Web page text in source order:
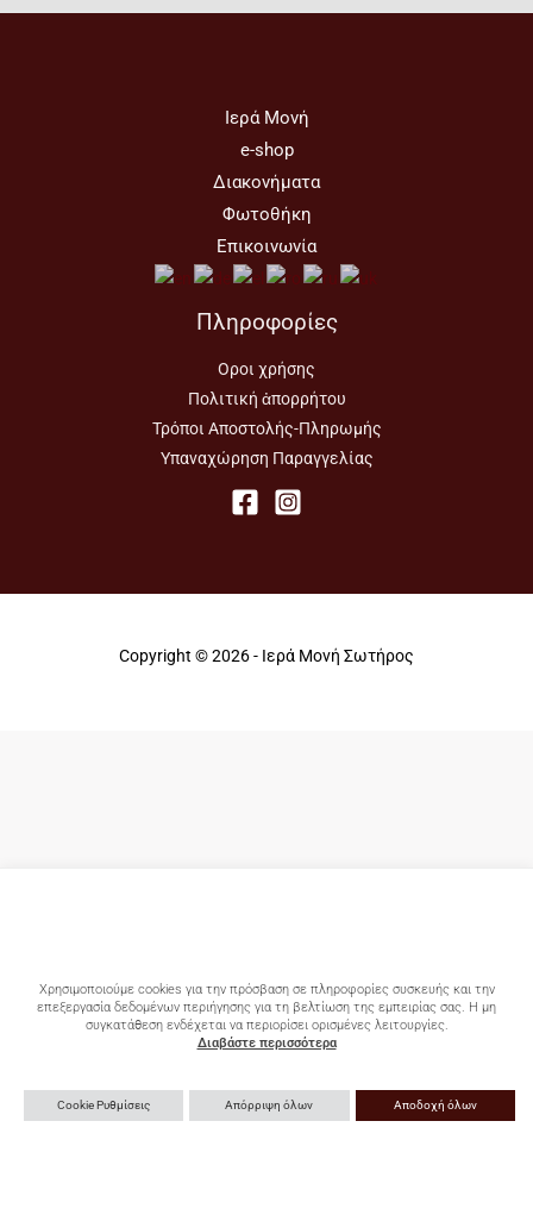
Ιερά Μονή
e-shop
Διακονήματα
Φωτοθήκη
Επικοινωνία
Πληροφορίες
Οροι χρήσης
Πολιτική ἀπορρήτου
Τρόποι Αποστολής-Πληρωμής
Υπαναχώρηση Παραγγελίας
Copyright © 2026 - Ιερά Μονή Σωτήρος
Χρησιμοποιούμε cookies για την πρόσβαση σε πληροφορίες συσκευής και την
επεξεργασία δεδομένων περιήγησης για τη βελτίωση της εμπειρίας σας. Η μη
συγκατάθεση ενδέχεται να περιορίσει ορισμένες λειτουργίες.
Διαβάστε περισσότερα
Cookie Ρυθμίσεις Απόρριψη όλων Αποδοχή όλων